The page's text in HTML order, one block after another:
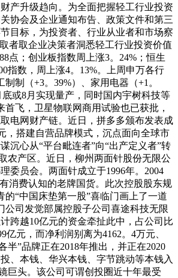
产升级趋向。为全面把握轻工行业投资
协会及企业通知布告、政策文件和第三
目标，为投资者、行业从业者和市场察
者取企业决策者洞悉轻工行业投资价值
点；创业板指数周上涨3。24%；恒生
指数，周上涨4。13%。上周申万各行
制（+3。39%）、家用电器（+1。
或8月实现量产，同时国内宇树科技等
飞，卫星物联网商用试验也已获批，
电网财产链。近日，拼多多颁布发表成
，搭建自营品牌模式，沉点面向全球市
沉心从“平台毗连者”向“出产定义者”转
农产区。近日，柳州两面针股份无限公
委员会。两面针成立于1996年。2004
消费认知的老牌国货。此次控股股东规
“中国床垫第一股”喜临门画上了一道
公司发觉部属控股子公司喜途科技无限
跨越10亿元的资金牵扯此中，占公司比
元，而净利润别离为4162。4万元、
”品牌正在2018年推出，并正在2020
、本钱、华兴本钱、字节跳动等本钱入
巨头。该公司可谓创投圈近十年最受